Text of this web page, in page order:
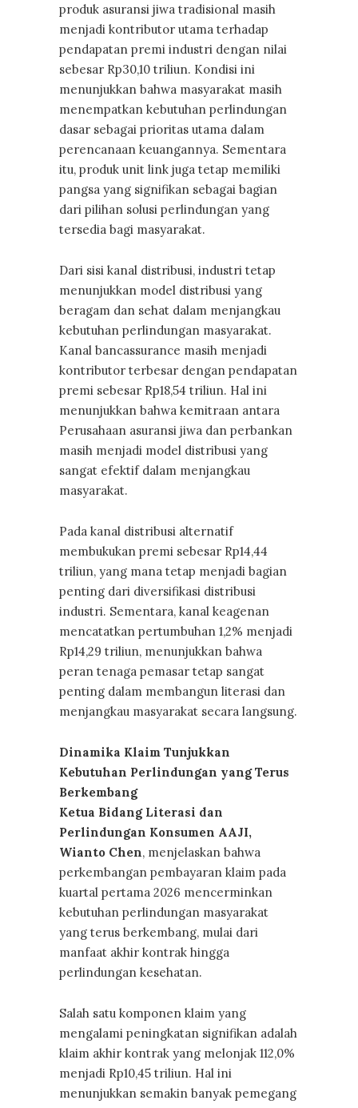
produk asuransi jiwa tradisional masih
menjadi kontributor utama terhadap
pendapatan premi industri dengan nilai
sebesar Rp30,10 triliun. Kondisi ini
menunjukkan bahwa masyarakat masih
menempatkan kebutuhan perlindungan
dasar sebagai prioritas utama dalam
perencanaan keuangannya. Sementara
itu, produk unit link juga tetap memiliki
pangsa yang signifikan sebagai bagian
dari pilihan solusi perlindungan yang
tersedia bagi masyarakat.
Dari sisi kanal distribusi, industri tetap
menunjukkan model distribusi yang
beragam dan sehat dalam menjangkau
kebutuhan perlindungan masyarakat.
Kanal bancassurance masih menjadi
kontributor terbesar dengan pendapatan
premi sebesar Rp18,54 triliun. Hal ini
menunjukkan bahwa kemitraan antara
Perusahaan asuransi jiwa dan perbankan
masih menjadi model distribusi yang
sangat efektif dalam menjangkau
masyarakat.
Pada kanal distribusi alternatif
membukukan premi sebesar Rp14,44
triliun, yang mana tetap menjadi bagian
penting dari diversifikasi distribusi
industri. Sementara, kanal keagenan
mencatatkan pertumbuhan 1,2% menjadi
Rp14,29 triliun, menunjukkan bahwa
peran tenaga pemasar tetap sangat
penting dalam membangun literasi dan
menjangkau masyarakat secara langsung.
Dinamika Klaim Tunjukkan
Kebutuhan Perlindungan yang Terus
Berkembang
Ketua Bidang Literasi dan
Perlindungan Konsumen AAJI,
Wianto Chen, menjelaskan bahwa
perkembangan pembayaran klaim pada
kuartal pertama 2026 mencerminkan
kebutuhan perlindungan masyarakat
yang terus berkembang, mulai dari
manfaat akhir kontrak hingga
perlindungan kesehatan.
Salah satu komponen klaim yang
mengalami peningkatan signifikan adalah
klaim akhir kontrak yang melonjak 112,0%
menjadi Rp10,45 triliun. Hal ini
menunjukkan semakin banyak pemegang